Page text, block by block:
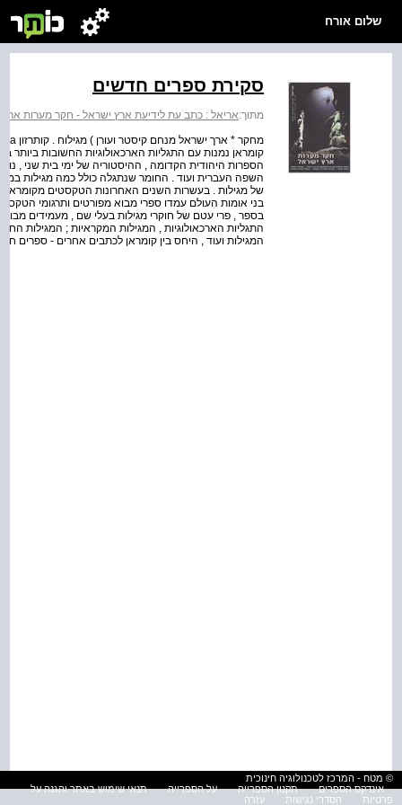
שלום אורח
סקירת ספרים חדשים
מתוך:אריאל : כתב עת לידיעת ארץ ישראל - חקר מערות ארץ
קומראן נמנות עם התגליות הארכאולוגיות החשובות
הספרות היהודית הקדומה , ההיסטוריה של ימי בית שני ,
השפה העברית ועוד . החומר שנתגלה כולל כמה מגילות
של מגילות . בעשרות השנים האחרונות הטקסטים מקומראן
בני אומות העולם עמדו ספרי מבוא מפורטים ותרגומי
בספר , פרי עטם של חוקרי מגילות בעלי שם , מעמידים מבוא
התגליות הארכאולוגיות , המגילות המקראיות ; המגילות
המגילות ועוד , היחס בין קומראן לכתבים אחרים - ספרים
© מטח - המרכז לטכנולוגיה חינוכית
אינדקס הספרים
תקנון הספרייה על הספרייה
תנאי שימוש באתר והגנה על
פרטיות
הסדרי נגישות עזרה